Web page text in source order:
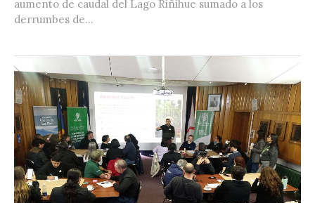
aumento de caudal del Lago Riñihue sumado a los
derrumbes de...